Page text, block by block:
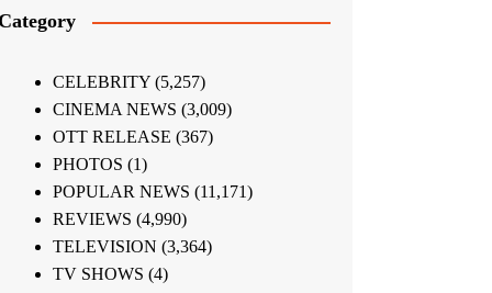
CELEBRITY(5,257)
CINEMA NEWS (3,009)
OTT RELEASE (367)
PHOTOS (1)
POPULAR NEWS (11,171)
REVIEWS (4,990)
TELEVISION (3,364)
TV SHOWS (4)